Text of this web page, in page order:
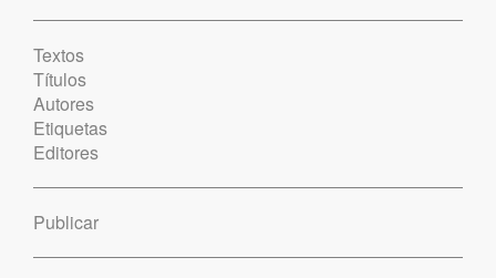
Textos
Títulos
Autores
Etiquetas
Editores
Publicar